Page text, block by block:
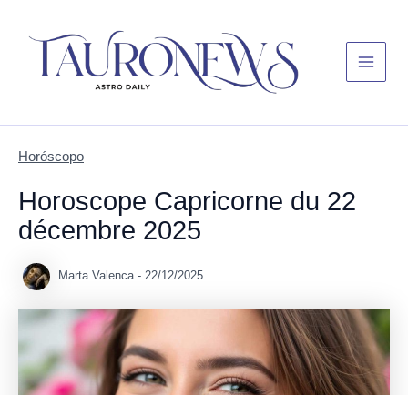
Menu
Horóscopo
Horoscope Capricorne du 22
décembre 2025
Marta Valenca - 22/12/2025